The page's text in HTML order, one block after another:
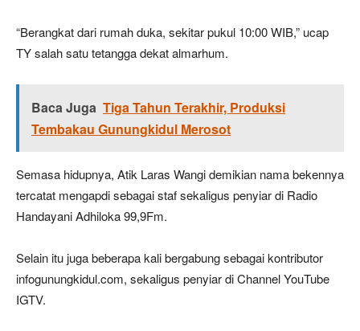
“Berangkat dari rumah duka, sekitar pukul 10:00 WIB,” ucap
TY salah satu tetangga dekat almarhum.
Baca Juga Tiga Tahun Terakhir, Produksi
Tembakau Gunungkidul Merosot
Semasa hidupnya, Atik Laras Wangi demikian nama bekennya
tercatat mengapdi sebagai staf sekaligus penyiar di Radio
Handayani Adhiloka 99,9Fm.
Selain itu juga beberapa kali bergabung sebagai kontributor
infogunungkidul.com, sekaligus penyiar di Channel YouTube
IGTV.